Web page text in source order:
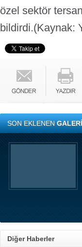
özel sektör
bildirdi.(Kaynak:
SON EKLENEN
Diğer Haberler